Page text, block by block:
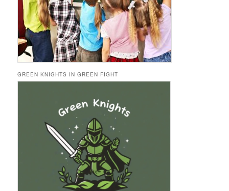
GREEN KNIGHTS IN GREEN FIGHT